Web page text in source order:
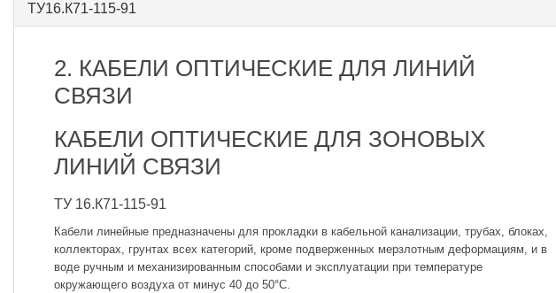
ТУ16.К71-115-91
2. КАБЕЛИ ОПТИЧЕСКИЕ ДЛЯ ЛИНИЙ
СВЯЗИ
КАБЕЛИ ОПТИЧЕСКИЕ ДЛЯ ЗОНОВЫХ
ЛИНИЙ СВЯЗИ
ТУ 16.К71-115-91
Кабели линейные предназначены для прокладки в кабельной канализации, трубах, блоках,
коллекторах, грунтах всех категорий, кроме подверженных мерзлотным деформациям, и в
воде ручным и механизированным способами и эксплуатации при температуре
окружающего воздуха от минус 40 до 50°С.